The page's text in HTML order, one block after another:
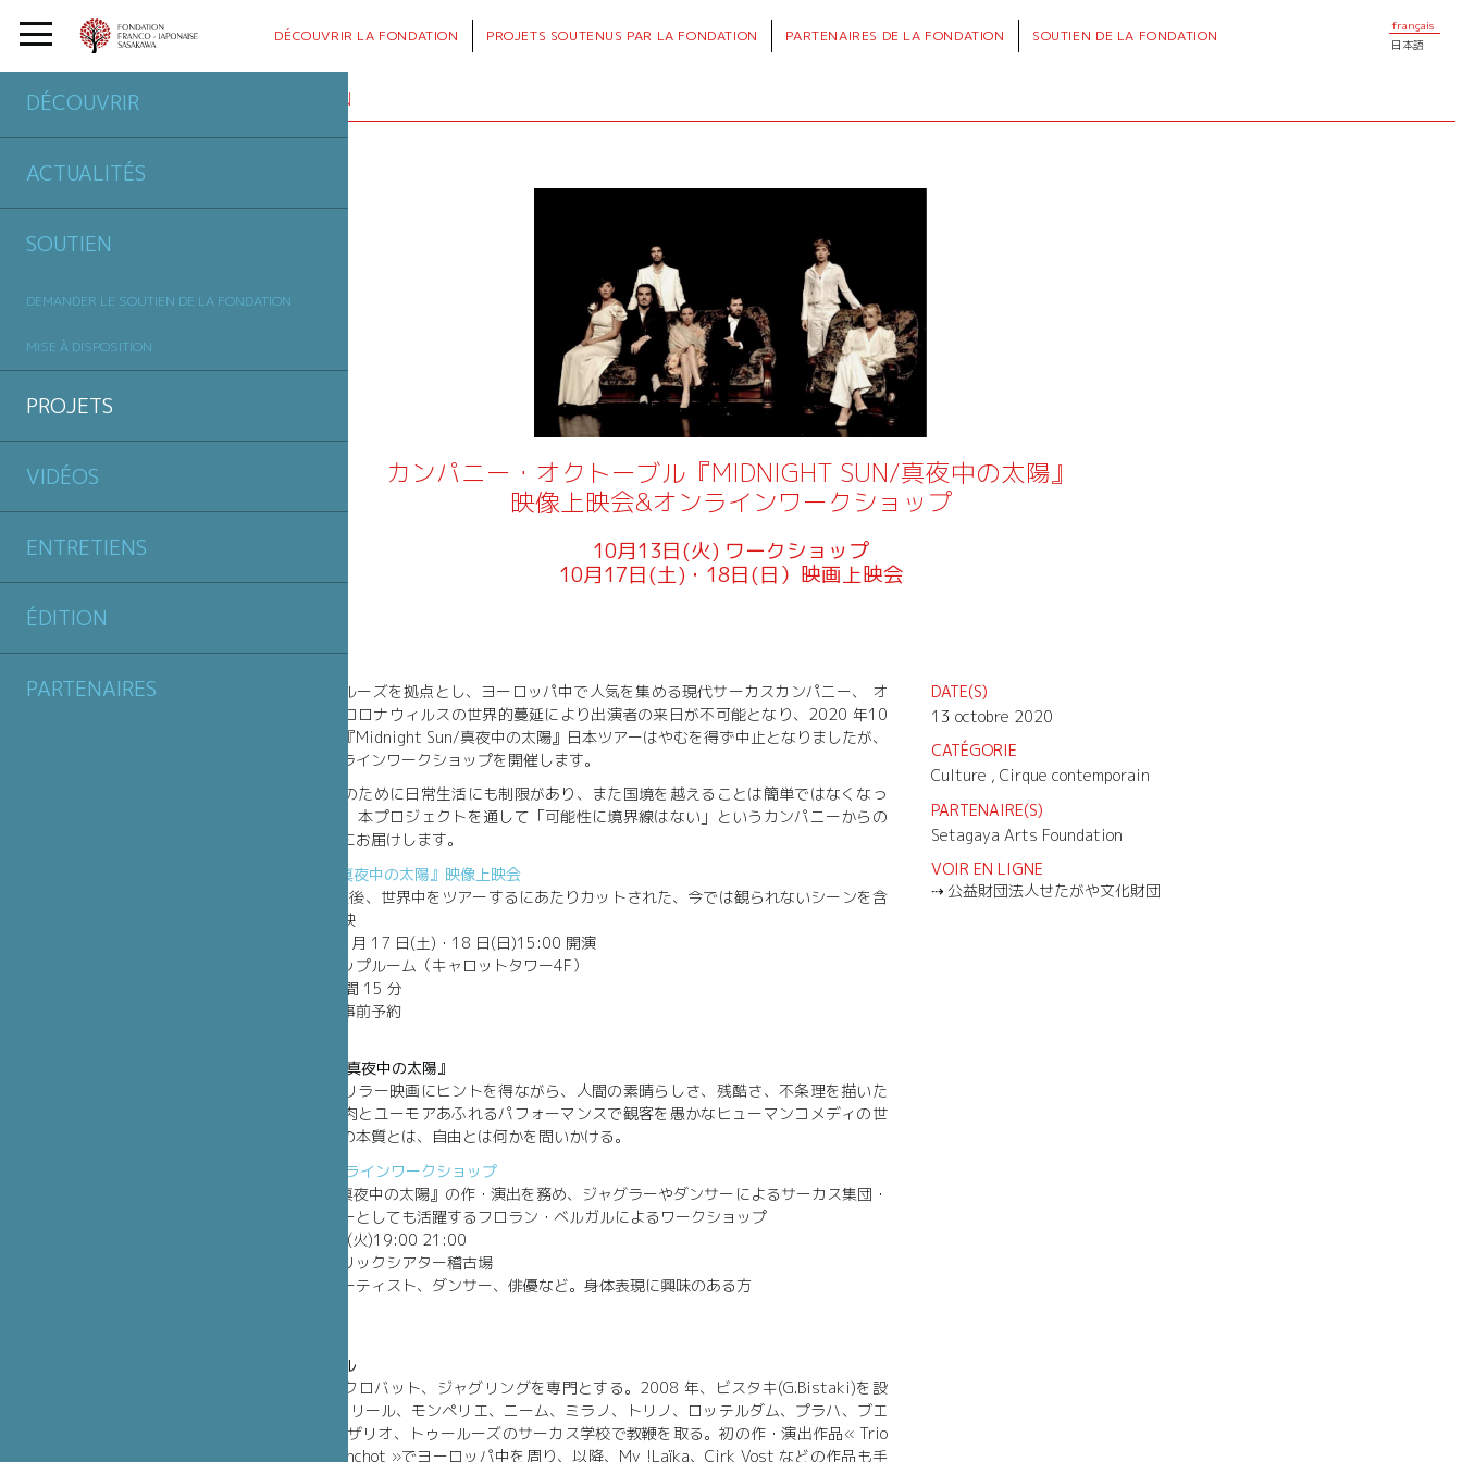
DÉCOUVRIR LA FONDATION PROJETS SOUTENUS PAR LA FONDATION PARTENAIRES DE LA FONDATION SOUTIEN DE LA FONDATION
français
日本語
DÉCOUVRIR
ACTUALITÉS
SOUTIEN
DEMANDER LE SOUTIEN DE LA FONDATION
MISE À DISPOSITION
PROJETS
VIDÉOS
ENTRETIENS
ÉDITION
PARTENAIRES
PROJETSSOUTENUS PAR LA FONDATION
カンパニー・オクトーブル『MIDNIGHT SUN/真夜中の太陽』
映像上映会&オンラインワークショップ
10月13日(火) ワークショップ
10月17日(土)・18日(日）映画上映会
フランス・トゥールーズを拠点とし、ヨーロッパ中で人気を集める現代サーカスカンパニー、 オ
クトーブル。新型コロナウィルスの世界的蔓延により出演者の来日が不可能となり、2020 年10
月に予定していた『Midnight Sun/真夜中の太陽』日本ツアーはやむを得ず中止となりましたが、
映像上映会とオンラインワークショップを開催します。
現在は感染症対策のために日常生活にも制限があり、また国境を越えることは簡単ではなくなっ
てしまいましたが、本プロジェクトを通して「可能性に境界線はない」というカンパニーからの
メッセージを日本にお届けします。
『Midnight Sun/真夜中の太陽』映像上映会
2018年の作品発表後、世界中をツアーするにあたりカットされた、今では観られないシーンを含
む貴重な映像の上映
日時：2020 年 10 月 17 日(土)・18 日(日)15:00 開演
場所：ワークショップルーム（キャロットタワー4F）
上演時間：約 1 時間 15 分
入場料：無料／要事前予約
『Midnight Sun／真夜中の太陽』
表現主義演劇やスリラー映画にヒントを得ながら、人間の素晴らしさ、残酷さ、不条理を描いた
作品。力強く、皮肉とユーモアあふれるパフォーマンスで観客を愚かなヒューマンコメディの世
界へと誘い、人間の本質とは、自由とは何かを問いかける。
現代サーカス オンラインワークショップ
『Midnight Sun/真夜中の太陽』の作・演出を務め、ジャグラーやダンサーによるサーカス集団・
ビスタキのメンバーとしても活躍するフロラン・ベルガルによるワークショップ
日時：10 月 13 日(火)19:00 21:00
場所：世田谷パブリックシアター稽古場
対象：サーカスアーティスト、ダンサー、俳優など。身体表現に興味のある方
フロラン・ベルガル
フランス出身。アクロバット、ジャグリングを専門とする。2008 年、ビスタキ(G.Bistaki)を設
立。15 年間の間にリール、モンペリエ、ニーム、ミラノ、トリノ、ロッテルダム、プラハ、ブエ
ノスアイレ ス、ロザリオ、トゥールーズのサーカス学校で教鞭を取る。初の作・演出作品« Trio
du Cubitus du Manchot »でヨーロッパ中を周り、以降、My !Laïka、Cirk Vost などの作品も手
DATE(S)
13 octobre 2020
CATÉGORIE
Culture , Cirque contemporain
PARTENAIRE(S)
Setagaya Arts Foundation
VOIR EN LIGNE
公益財団法人せたがや文化財団